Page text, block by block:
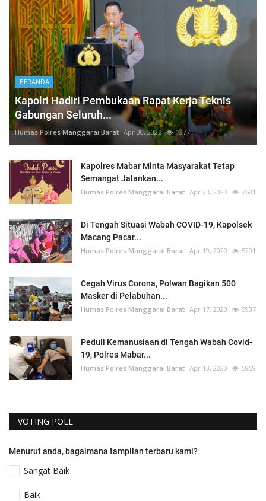
BERANDA
Kapolri Hadiri Pembukaan Rapat Kerja Teknis
Gabungan Seluruh...
Humas Polres Manggarai Barat Apr 30, 2025 1377
Kapolres Mabar Minta Masyarakat Tetap
Semangat Jalankan...
Humas Polres Manggarai Barat Apr 23, 2020 7681
Di Tengah Situasi Wabah COVID-19, Kapolsek
Macang Pacar...
Humas Polres Manggarai Barat Apr 19, 2020 5201
Cegah Virus Corona, Polwan Bagikan 500
Masker di Pelabuhan...
Humas Polres Manggarai Barat Apr 17, 2020 5937
Peduli Kemanusiaan di Tengah Wabah Covid-
19, Polres Mabar...
Humas Polres Manggarai Barat Apr 13, 2020 5959
VOTING POLL
Menurut anda, bagaimana tampilan terbaru kami?
Sangat Baik
Baik